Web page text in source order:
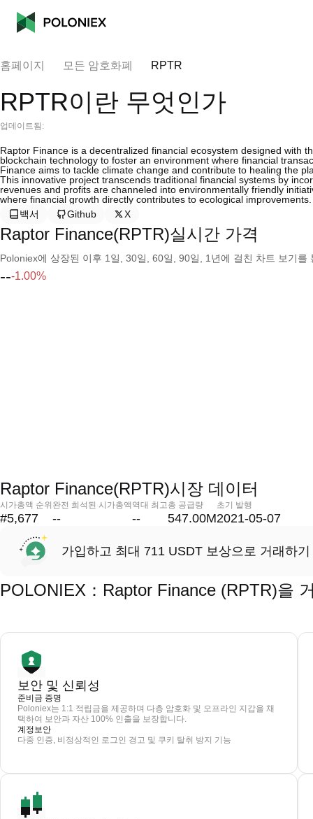
홈페이지 모든 암호화폐 RPTR
RPTR이란 무엇인가
업데이트됨:
Raptor Finance is a decentralized financial ecosystem designed with
blockchain technology to foster an environment where financial
Finance aims to tackle climate change and contribute to healing the
This innovative project transcends traditional financial systems by
revenues and profits are channeled into environmentally friendly
where financial growth directly contributes to ecological improvements.
백서
Github X
Raptor Finance(RPTR)실시간 가격
Poloniex에 상장된 이후 1일, 30일, 60일, 90일, 1년에 걸친 차트 보기
---1.00%
Raptor Finance(RPTR)시장 데이터
시가총액 순위
#5,677
완전 희석된 시가총액
--
역대 최고
--
총 공급량
547.00M
초기 발행
2021-05-07
가입하고 최대 711 USDT 보상으로 거래하기
POLONIEX：Raptor Finance (RPTR)을
보안 및 신뢰성
준비금 증명
Poloniex는 1:1 적립금을 제공하며 다층 암호화 및 오프라인 지갑을 채
택하여 보안과 자산 100% 인출을 보장합니다.
계정보안
다중 인증, 비정상적인 로그인 경고 및 쿠키 탈취 방지 기능